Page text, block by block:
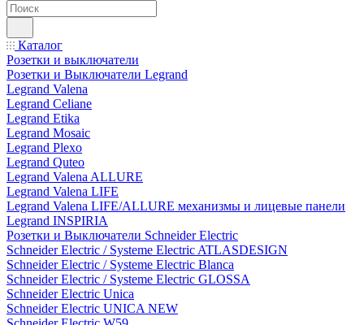
Каталог
Розетки и выключатели
Розетки и Выключатели Legrand
Legrand Valena
Legrand Celiane
Legrand Etika
Legrand Mosaic
Legrand Plexo
Legrand Quteo
Legrand Valena ALLURE
Legrand Valena LIFE
Legrand Valena LIFE/ALLURE механизмы и лицевые панели
Legrand INSPIRIA
Розетки и Выключатели Schneider Electric
Schneider Electric / Systeme Electric ATLASDESIGN
Schneider Electric / Systeme Electric Blanca
Schneider Electric / Systeme Electric GLOSSA
Schneider Electric Unica
Schneider Electric UNICA NEW